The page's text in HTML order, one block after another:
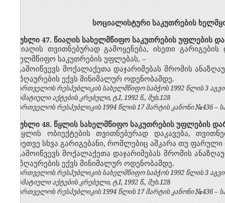
სოციალისტური საკუთრების
მუხლი 47. წიაღის სახელმწიფო საკუთრების უფლების
წიაღის თვითნებურად გამოყენება, ისეთი
სახელმწიფო საკუთრების უფლებას, –
გამოიწვევს მოქალაქეთა დაჯარიმებას შრომის
ანაზღაურების ექვს მინიმალურ ოდენობამდე.
საქართველოს რესპუბლიკის სახელმწიფო საბჭოს 1992 წლის 3
ნორმატიული აქტების კრებული, ტ.I, 1992 წ., მუხ.128
საქართველოს რესპუბლიკის 1994 წლის 17 მარტის კანონი №436 –
მუხლი 48. წყლის სახელმწიფო საკუთრების უფლების
წყლის ობიექტების თვითნებურად დაკავება,
აგრეთვე სხვა გარიგებანი, რომლებიც აშკარა თუ
გამოიწვევს მოქალაქეთა დაჯარიმებას შრომის
ანაზღაურების ექვს მინიმალურ ოდენობამდე.
საქართველოს რესპუბლიკის სახელმწიფო საბჭოს 1992 წლის 3
ნორმატიული აქტების კრებული, ტ.I, 1992 წ., მუხ.128
საქართველოს რესპუბლიკის 1994 წლის 17 მარტის კანონი №436 –